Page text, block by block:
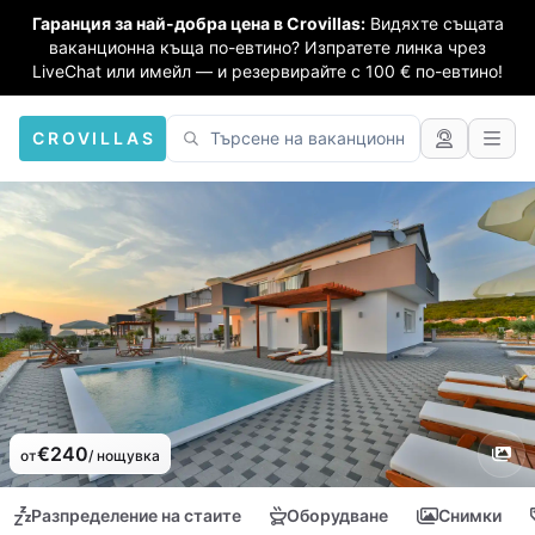
Гаранция за най-добра цена в Crovillas: Видяхте същата
ваканционна къща по-евтино? Изпратете линка чрез
LiveChat или имейл — и резервирайте с 100 € по-евтино!
CROVILLAS
от€240/ нощувка
Разпределение на стаите Оборудване Снимки